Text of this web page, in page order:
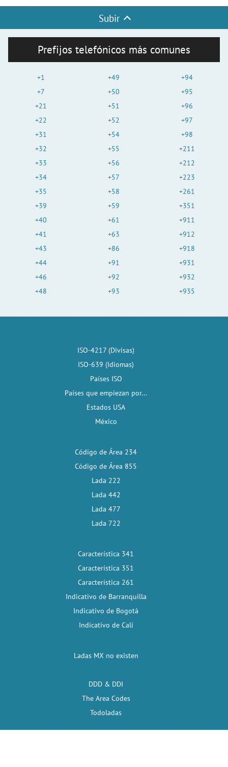
Subir
Prefijos telefónicos más comunes
+1
+7
+21
+22
+31
+32
+33
+34
+35
+39
+40
+41
+43
+44
+46
+48
+49
+50
+51
+52
+54
+55
+56
+57
+58
+59
+61
+63
+86
+91
+92
+93
+94
+95
+96
+97
+98
+211
+212
+223
+261
+351
+911
+912
+918
+931
+932
+935
ISO-4217 (Divisas)
ISO-639 (Idiomas)
Países ISO
Países que empiezan por...
Estados USA
México
Código de Área 234
Código de Área 855
Lada 222
Lada 442
Lada 477
Lada 722
Característica 341
Característica 351
Característica 261
Indicativo de Barranquilla
Indicativo de Bogotá
Indicativo de Cali
Ladas MX no existen
DDD & DDI
The Area Codes
Todoladas